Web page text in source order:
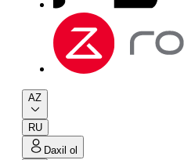
AZ
RU
Daxil ol